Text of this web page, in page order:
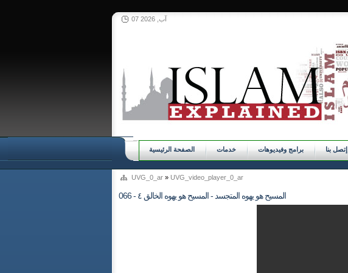
07 آب, 2026
الصفحة الرئيسية خدمات برامج وفيديوهات إتصل بنا
UVG_0_ar » UVG_video_player_0_ar
066 - المسيح هو يهوه المتجسد - المسيح هو يهوه الخالق ٤